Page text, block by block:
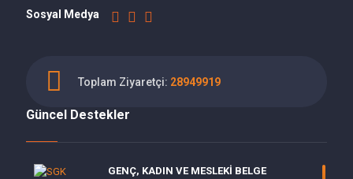
Sosyal Medya
Toplam Ziyaretçi: 28949919
Güncel Destekler
GENÇ, KADIN VE MESLEKİ BELGE